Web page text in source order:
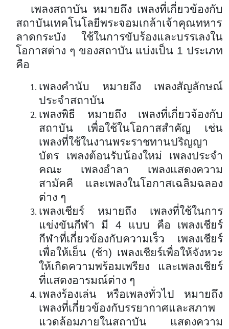
เพลงสถาบัน หมายถึง เพลงที่เกี่ยวข้องกับ
สถาบันเทคโนโลยีพระจอมเกล้าเจ้าคุณทหาร
ลาดกระบัง ใช้ในการขับร้องและบรรเลงใน
โอกาสต่าง ๆ ของสถาบัน แบ่งเป็น 1 ประเภท
คือ
เพลงคำนับ หมายถึง เพลงสัญลักษณ์
ประจำสถาบัน
เพลงพิธี หมายถึง เพลงที่เกี่ยวจ้องกับ
สถาบัน เพื่อใช้ในโอกาสสำคัญ เช่น
เพลงที่ใช้ในงานพระราชทานปริญญา
บัตร เพลงต้อนรับน้องใหม่ เพลงประจำ
คณะ เพลงอำลา เพลงแสดงความ
สามัคคี และเพลงในโอกาสเฉลิมฉลอง
ต่าง ๆ
เพลงเชียร์ หมายถึง เพลงที่ใช้ในการ
แข่งขันกีฬา มี 4 แบบ คือ เพลงเชียร์
กีฬาที่เกี่ยวข้องกับความเร็ว เพลงเชียร์
เพื่อให้เย็น (ช้า) เพลงเชียร์เพื่อให้จังหวะ
ให้เกิดความพร้อมเพรียง และเพลงเชียร์
ที่แสดงอารมณ์ต่าง ๆ
เพลงร้องเล่น หรือเพลงทั่วไป หมายถึง
เพลงที่เกี่ยวข้องกับรรยากาศและสภาพ
แวดล้อมภายในสถาบัน แสดงความ